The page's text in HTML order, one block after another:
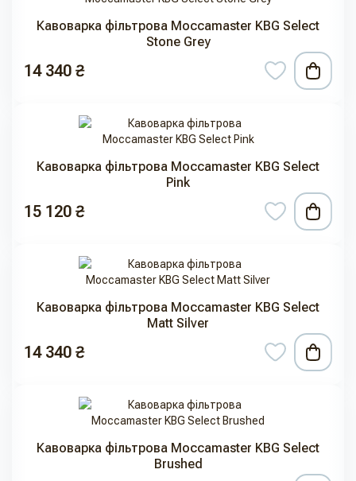
Кавоварка фільтрова Moccamaster KBG Select
Stone Grey
14 340 ₴
Кавоварка фільтрова Moccamaster KBG Select
Pink
15 120 ₴
Кавоварка фільтрова Moccamaster KBG Select
Matt Silver
14 340 ₴
Кавоварка фільтрова Moccamaster KBG Select
Brushed